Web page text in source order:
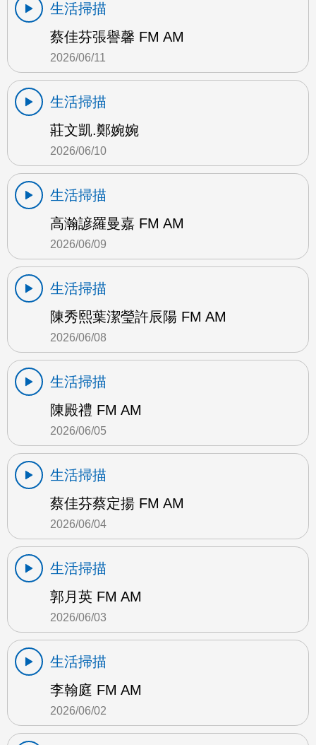
生活掃描
蔡佳芬張譽馨 FM AM
2026/06/11
生活掃描
莊文凱.鄭婉婉
2026/06/10
生活掃描
高瀚諺羅曼嘉 FM AM
2026/06/09
生活掃描
陳秀熙葉潔瑩許辰陽 FM AM
2026/06/08
生活掃描
陳殿禮 FM AM
2026/06/05
生活掃描
蔡佳芬蔡定揚 FM AM
2026/06/04
生活掃描
郭月英 FM AM
2026/06/03
生活掃描
李翰庭 FM AM
2026/06/02